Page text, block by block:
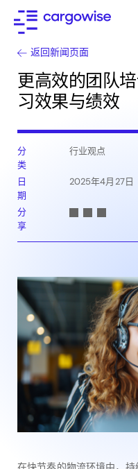
返回新闻页面
更高效的团队
习效果与绩效
分
类
行业观点
日
期
2025年4月27日
分
享